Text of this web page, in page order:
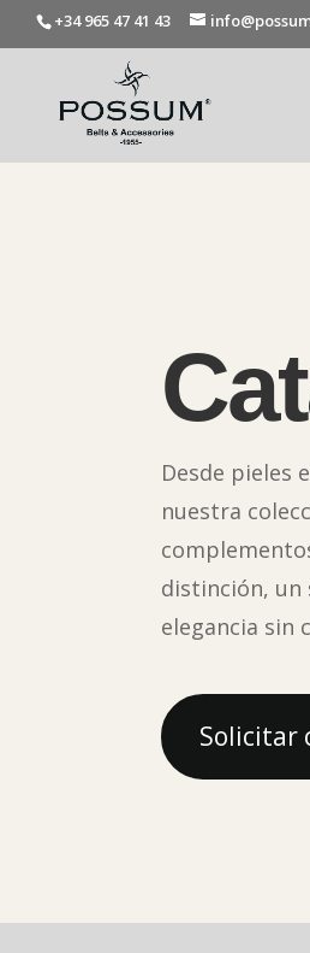
+34 965 47 41 43
Desde pieles
nuestra
distinción, un
elegancia sin
Solicitar